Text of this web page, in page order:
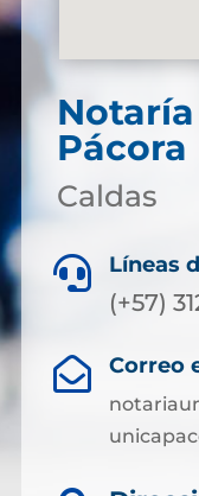
Pácora
Caldas
 Líneas
(+57)
 Correo